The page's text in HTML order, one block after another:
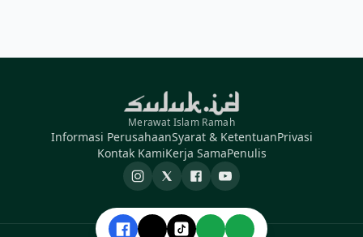
Merawat Islam Ramah
Informasi PerusahaanSyarat & KetentuanPrivasi
Kontak KamiKerja SamaPenulis
Instagram
X FacebookYouTube